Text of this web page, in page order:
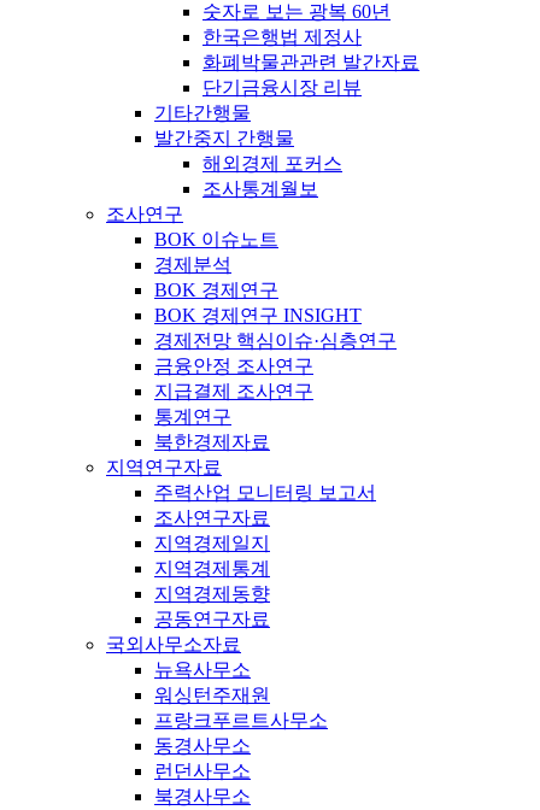
숫자로 보는 광복 60년
한국은행법 제정사
화폐박물관관련 발간자료
단기금융시장 리뷰
기타간행물
발간중지 간행물
해외경제 포커스
조사통계월보
조사연구
BOK 이슈노트
경제분석
BOK 경제연구
BOK 경제연구 INSIGHT
경제전망 핵심이슈·심층연구
금융안정 조사연구
지급결제 조사연구
통계연구
북한경제자료
지역연구자료
주력산업 모니터링 보고서
조사연구자료
지역경제일지
지역경제통계
지역경제동향
공동연구자료
국외사무소자료
뉴욕사무소
워싱턴주재원
프랑크푸르트사무소
동경사무소
런던사무소
북경사무소